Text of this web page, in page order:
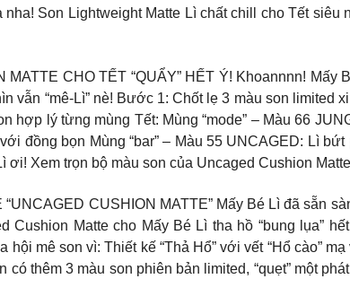
Son Lightweight Matte Lì chất chill cho Tết siêu
CHO TẾT “QUẨY” HẾT Ý! Khoannnn!
vẫn “mê-Lì” nè! Bước 1: Chốt lẹ 3 màu son limited
lý từng mùng Tết: Mùng “mode” – Màu 66
đồng bọn Mùng “bar” – Màu 55 UNCAGED: Lì
Xem trọn bộ màu son của Uncaged Cushion
CUSHION MATTE” Mấy Bé Lì đã sẵn
Matte cho Mấy Bé Lì tha hồ “bung lụa”
mê son vì: Thiết kế “Thả Hổ” với vết “Hổ cào”
thêm 3 màu son phiên bản limited, “quẹt” một